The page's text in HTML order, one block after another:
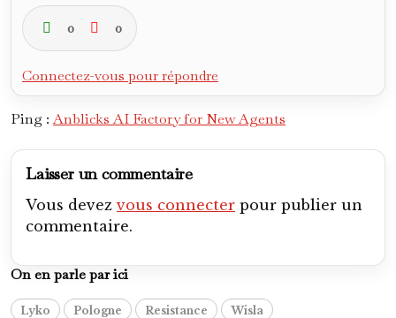
0 0
Connectez-vous pour répondre
Ping :Anblicks AI Factory for New Agents
Laisser un commentaire
Vous devezvous connecter pour publier un
commentaire.
On en parle par ici
Lyko Pologne Resistance Wisla